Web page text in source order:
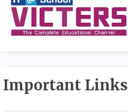
Important Links